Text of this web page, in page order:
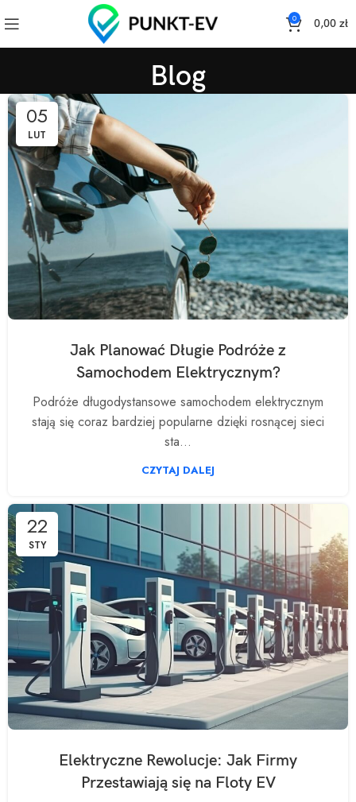
0 0,00 zł
Blog
05
LUT
Jak Planować Długie Podróże z
Samochodem Elektrycznym?
Podróże długodystansowe samochodem elektrycznym
stają się coraz bardziej popularne dzięki rosnącej sieci
sta...
CZYTAJ DALEJ
22
STY
Elektryczne Rewolucje: Jak Firmy
Przestawiają się na Floty EV